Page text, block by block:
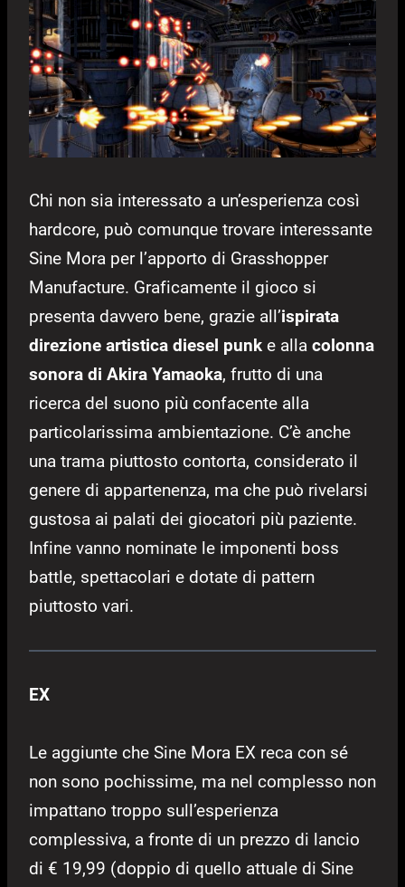
Chi non sia interessato a un’esperienza così
hardcore, può comunque trovare interessante
Sine Mora per l’apporto di Grasshopper
Manufacture. Graficamente il gioco si
presenta davvero bene, grazie all’ispirata
direzione artistica diesel punk e alla colonna
sonora di Akira Yamaoka, frutto di una
ricerca del suono più confacente alla
particolarissima ambientazione. C’è anche
una trama piuttosto contorta, considerato il
genere di appartenenza, ma che può rivelarsi
gustosa ai palati dei giocatori più paziente.
Infine vanno nominate le imponenti boss
battle, spettacolari e dotate di pattern
piuttosto vari.
EX
Le aggiunte che Sine Mora EX reca con sé
non sono pochissime, ma nel complesso non
impattano troppo sull’esperienza
complessiva, a fronte di un prezzo di lancio
di € 19,99 (doppio di quello attuale di Sine